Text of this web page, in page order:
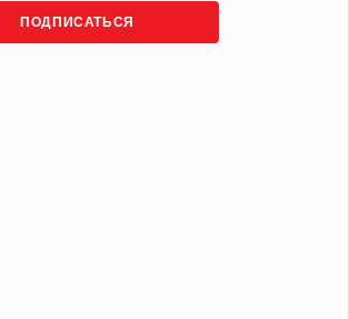
ПОДПИСАТЬСЯ